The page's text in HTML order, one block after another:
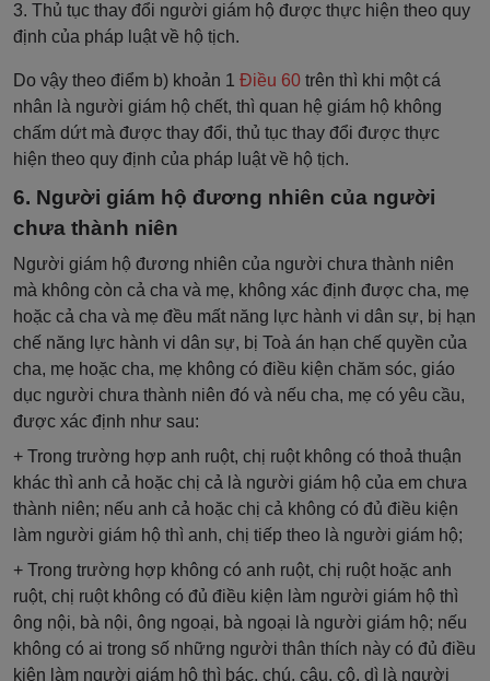
3. Thủ tục thay đổi người giám hộ được thực hiện theo quy
định của pháp luật về hộ tịch.
Do vậy theo điểm b) khoản 1 Điều 60 trên thì khi một cá
nhân là người giám hộ chết, thì quan hệ giám hộ không
chấm dứt mà được thay đổi, thủ tục thay đổi được thực
hiện theo quy định của pháp luật về hộ tịch.
6. Người giám hộ đương nhiên của người
chưa thành niên
Người giám hộ đương nhiên của người chưa thành niên
mà không còn cả cha và mẹ, không xác định được cha, mẹ
hoặc cả cha và mẹ đều mất năng lực hành vi dân sự, bị hạn
chế năng lực hành vi dân sự, bị Toà án hạn chế quyền của
cha, mẹ hoặc cha, mẹ không có điều kiện chăm sóc, giáo
dục người chưa thành niên đó và nếu cha, mẹ có yêu cầu,
được xác định như sau:
+ Trong trường hợp anh ruột, chị ruột không có thoả thuận
khác thì anh cả hoặc chị cả là người giám hộ của em chưa
thành niên; nếu anh cả hoặc chị cả không có đủ điều kiện
làm người giám hộ thì anh, chị tiếp theo là người giám hộ;
+ Trong trường hợp không có anh ruột, chị ruột hoặc anh
ruột, chị ruột không có đủ điều kiện làm người giám hộ thì
ông nội, bà nội, ông ngoại, bà ngoại là người giám hộ; nếu
không có ai trong số những người thân thích này có đủ điều
kiện làm người giám hộ thì bác, chú, cậu, cô, dì là người